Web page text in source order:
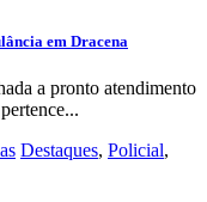
em Dracena
a pronto atendimento
Destaques, Policial,